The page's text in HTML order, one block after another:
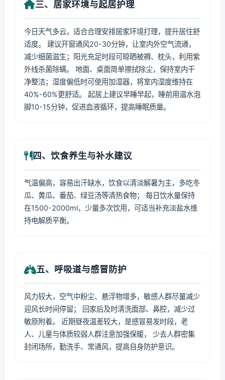
三、居家环境与起居护理
今日天气多云，适合合理安排居家环境打理，提升居住舒
适度。 建议开窗通风20-30分钟，让室内外空气流通，
减少细菌滋生；阳光充足时段可晾晒被褥、枕头，利用紫
外线杀菌除螨。 地面、桌面简单擦拭除尘，保持室内干
净整洁；湿度偏低时可使用加湿器，将室内湿度维持在
40%-60%更舒适。 起居上建议早睡早起，睡前用温水泡
脚10-15分钟，促进血液循环，提高睡眠质量。
四、饮食养生与补水建议
气温偏高，容易出汗缺水，饮食以清淡解暑为主，多吃冬
瓜、黄瓜、番茄、绿豆汤等清热食物； 每日饮水量保持
在1500-2000ml，少量多次饮用，可适当补充淡盐水维
持电解质平衡。
五、呼吸道与感冒防护
风力较大，空气中粉尘、悬浮物增多，敏感人群尽量减少
迎风长时间停留； 回家后及时清洗面部、鼻腔，减少过
敏原附着。 近期昼夜温差较大，是感冒易发时段，老
人、儿童与体质较弱人群注意加强保暖， 少去人群密集
封闭场所，勤洗手、常通风，提高自身防护意识。